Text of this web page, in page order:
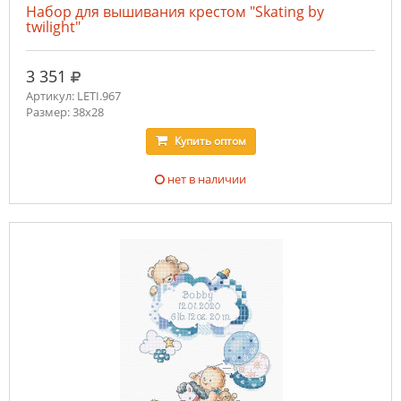
Набор для вышивания крестом "Skating by
twilight"
3 351 руб.
Артикул: LETI.967
Размер: 38x28
Купитьоптом
нет в наличии